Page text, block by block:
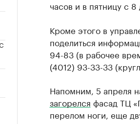
часов и в пятницу с
Кроме этого в
поделиться
94-83 (в рабочее
(4012) 93-33-33
Напомним, 5 апреля
загорелся фасад ТЦ
перелом ноги, еще